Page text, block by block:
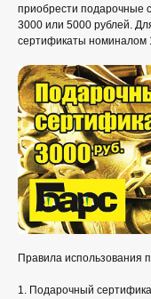
приобрести подарочные
3000 или 5000 рублей.
сертификаты номиналом
Правила использования
1. Подарочный